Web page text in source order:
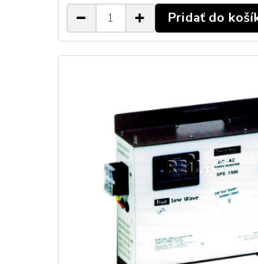
Pridať do